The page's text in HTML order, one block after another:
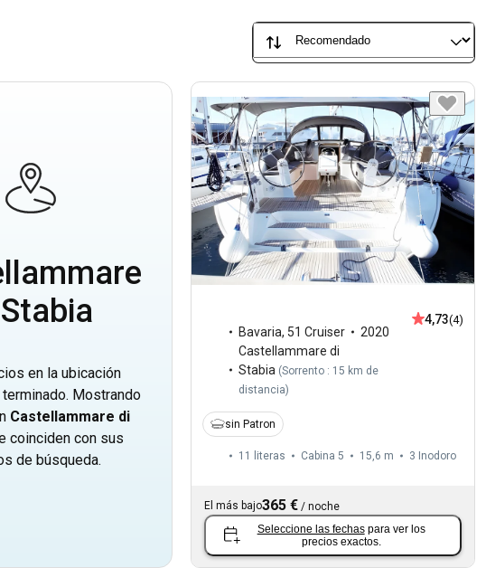
en la ubicación
terminado. Mostrando
Castellammare di
coinciden con sus
de búsqueda.
Bavaria, 51 Cruiser
2020
Castellammare di
Stabia (Sorrento : 15 km de
distancia)
4,73(4)
sin Patron
11 literas Cabina 5 15,6 m 3 Inodoro
El más bajo365 € /noche
Seleccione las fechas para ver los
precios exactos.